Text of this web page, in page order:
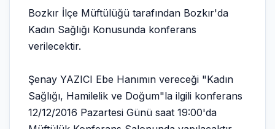
Bozkır İlçe Müftülüğü tarafından Bozkır'da
Kadın Sağlığı Konusunda konferans
verilecektir.
Şenay YAZICI Ebe Hanımın vereceği "Kadın
Sağlığı, Hamilelik ve Doğum"la ilgili konferans
12/12/2016 Pazartesi Günü saat 19:00'da